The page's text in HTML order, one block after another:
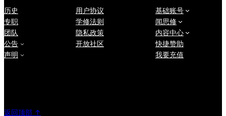
历史
专职
团队
公告
声明
用户协议
学修法则
隐私政策
开放社区
基础账号
闻思修
内容中心
快捷赞助
我要充值
返回顶部 ↑